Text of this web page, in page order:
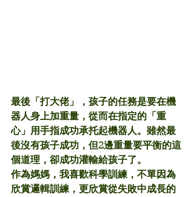
最後 「打大佬 」
，孩子的任務是要在機
器人身上加重量，從而在指定的「重
心」用手指成功承托起機器人。雖然最
後沒有孩子成功，但2邊重量要平衡的這
個道理，卻成功灌輸給孩子了。
作為媽媽，我喜歡科學訓練，不單因為
欣賞邏輯訓練，更欣賞從失敗中成長的